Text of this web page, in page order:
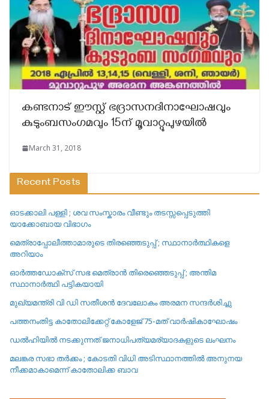
കണ്ടനാട് ഈസ്റ്റ്‌ ഭദ്രാസനദിനാഘോഷവും
കുടുംബസംഗമവും 15ന് മൂവാറ്റുപുഴയിൽ
March 31, 2018
Recent Posts
ഓടക്കാലി പള്ളി ; ശവ സംസ്കാരം വീണ്ടും തടസ്സപ്പെടുത്തി
യാക്കോബായ വിഭാഗം
മെത്രാപ്പോലീത്താമാരുടെ തിരഞ്ഞെടുപ്പ് ; സ്ഥാനാർത്ഥികളെ
അറിയാം
ഓർത്തഡോക്സ് സഭ മെത്രാൻ തിരെഞ്ഞെടുപ്പ് ; അന്തിമ
സ്ഥാനാർത്ഥി പട്ടികയായി
മുഖ്യമന്ത്രി വി ഡി സതീശൻ ദേവലോകം അരമന സന്ദർശിച്ചു
പത്തനംതിട്ട കാതോലിക്കേറ്റ്‌ കോളേജ്‌ 75-മത് വാർഷികാഘോഷം
ഡൽഹിയിൽ നടക്കുന്നത് ജനാധിപത്യമര്യാദകളുടെ ലംഘനം
മലങ്കര സഭാ തർക്കം ; കോടതി വിധി അടിസ്ഥാനത്തിൽ അനുനയ
നീക്കമാകാമെന്ന് കാതോലിക്ക ബാവ